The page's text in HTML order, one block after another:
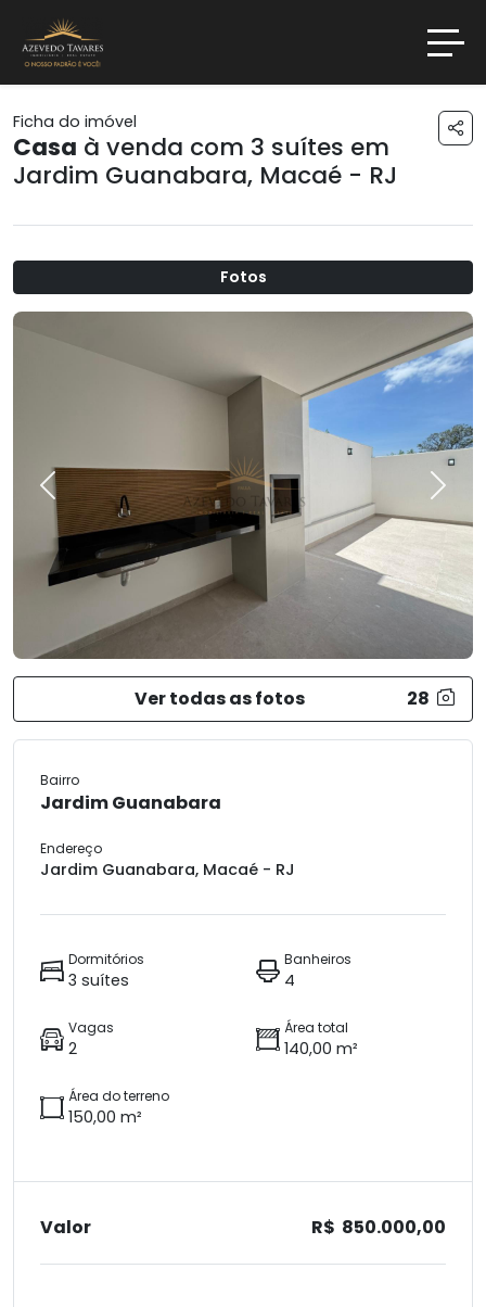
Ficha do imóvel
Casa à venda com 3 suítes em
Jardim Guanabara, Macaé - RJ
Fotos
Previous Next
Ver todas as fotos 28
Bairro
Jardim Guanabara
Endereço
Jardim Guanabara, Macaé - RJ
Dormitórios
3 suítes
Banheiros
4
Vagas
2
Área total
140,00 m²
Área do terreno
150,00 m²
Valor R$ 850.000,00